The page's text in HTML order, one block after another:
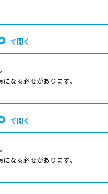
で開く
なる必要があります。
で開く
なる必要があります。